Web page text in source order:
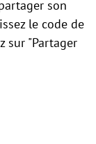
son
le code de
sur "Partager